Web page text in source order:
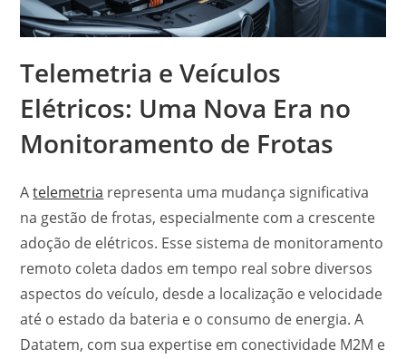
Telemetria e Veículos
Elétricos: Uma Nova Era no
Monitoramento de Frotas
Atelemetria representa uma mudança significativa
na gestão de frotas, especialmente com a crescente
adoção de elétricos. Esse sistema de monitoramento
remoto coleta dados em tempo real sobre diversos
aspectos do veículo, desde a localização e velocidade
até o estado da bateria e o consumo de energia. A
Datatem, com sua expertise em conectividade M2M e